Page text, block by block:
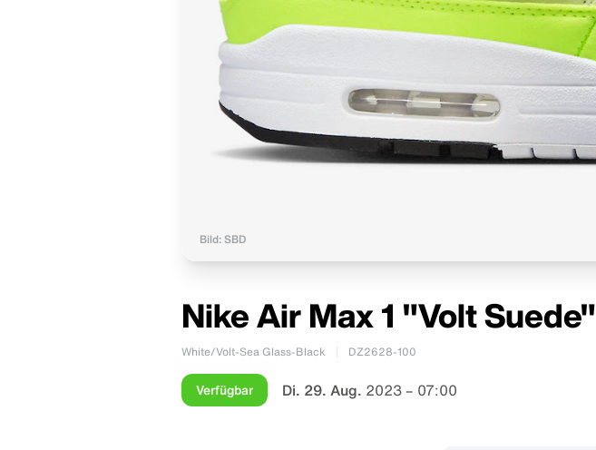
Bild: SBD
Nike Air Max 1 "Volt Suede"
White/Volt-Sea Glass-Black DZ2628-100
Verfügbar Di. 29. Aug. 2023 – 07:00